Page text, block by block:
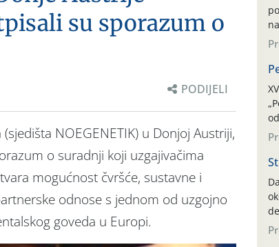
su sporazum o
PODIJELI
NOEGENETIK) u Donjoj Austriji,
o suradnji koji uzgajivačima
mogućnost čvršće, sustavne i
odnose s jednom od uzgojno
goveda u Europi.